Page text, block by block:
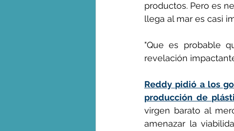
productos. Pero es
llega al mar es casi
"Que es probable
revelación
Reddy pidió a los
producción de
virgen barato al
amenazar la